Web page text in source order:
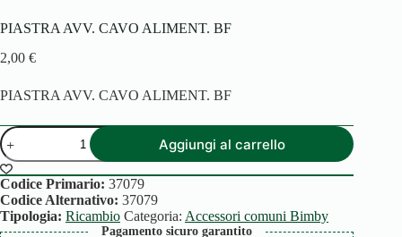
PIASTRA AVV. CAVO ALIMENT. BF
2,00 €
PIASTRA AVV. CAVO ALIMENT. BF
PIASTRA
AVV.
CAVO
ALIMENT.
BF
quantità
Aggiungi al carrello
Codice Primario: 37079
Codice Alternativo: 37079
Tipologia: Ricambio Categoria: Accessori comuni Bimby
Pagamento sicuro garantito